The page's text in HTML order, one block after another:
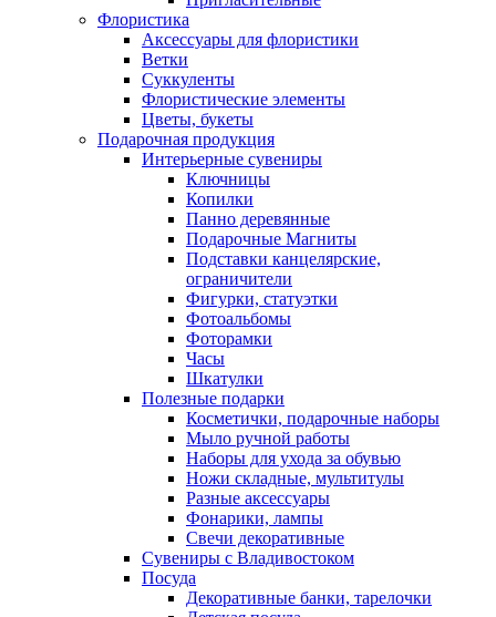
Флористика
Аксессуары для флористики
Ветки
Суккуленты
Флористические элементы
Цветы, букеты
Подарочная продукция
Интерьерные сувениры
Ключницы
Копилки
Панно деревянные
Подарочные Магниты
Подставки канцелярские,
ограничители
Фигурки, статуэтки
Фотоальбомы
Фоторамки
Часы
Шкатулки
Полезные подарки
Косметички, подарочные наборы
Мыло ручной работы
Наборы для ухода за обувью
Ножи складные, мультитулы
Разные аксессуары
Фонарики, лампы
Свечи декоративные
Сувениры с Владивостоком
Посуда
Декоративные банки, тарелочки